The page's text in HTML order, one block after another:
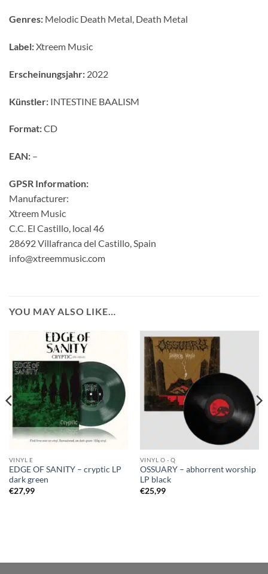
Genres: Melodic Death Metal, Death Metal
Label:Xtreem Music
Erscheinungsjahr: 2022
Künstler: INTESTINE BAALISM
Format:CD
EAN: –
GPSR Information:
Manufacturer:
Xtreem Music
C.C. El Castillo, local 46
28692 Villafranca del Castillo, Spain
info@xtreemmusic.com
YOU MAY ALSO LIKE…
VINYL E
EDGE OF SANITY – cryptic LP
dark green
€27,99
VINYL O - Q
OSSUARY – abhorrent worship
LP black
€25,99